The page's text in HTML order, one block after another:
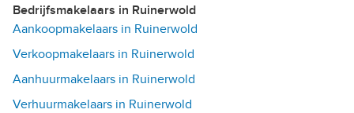
Bedrijfsmakelaars in Ruinerwold
Aankoopmakelaars in Ruinerwold
Verkoopmakelaars in Ruinerwold
Aanhuurmakelaars in Ruinerwold
Verhuurmakelaars in Ruinerwold